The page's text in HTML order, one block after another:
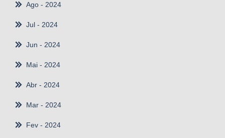
Ago - 2024
Jul - 2024
Jun - 2024
Mai - 2024
Abr - 2024
Mar - 2024
Fev - 2024